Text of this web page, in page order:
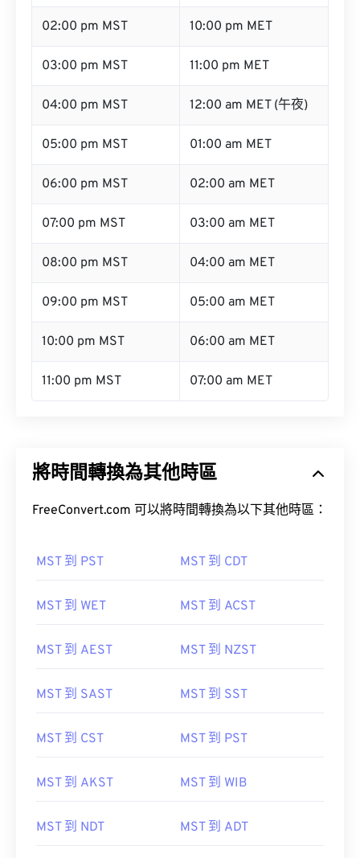
02:00 pm MST 10:00 pm MET
03:00 pm MST 11:00 pm MET
04:00 pm MST 12:00 am MET (午夜)
05:00 pm MST 01:00 am MET
06:00 pm MST 02:00 am MET
07:00 pm MST 03:00 am MET
08:00 pm MST 04:00 am MET
09:00 pm MST 05:00 am MET
10:00 pm MST 06:00 am MET
11:00 pm MST 07:00 am MET
將時間轉換為其他時區
FreeConvert.com 可以將時間轉換為以下其他時區：
MST 到 PST MST 到 CDT
MST 到 WET MST 到 ACST
MST 到 AEST MST 到 NZST
MST 到 SAST MST 到 SST
MST 到 CST MST 到 PST
MST 到 AKST MST 到 WIB
MST 到 NDT MST 到 ADT